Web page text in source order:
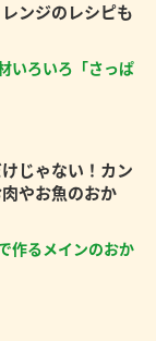
ンジのレシピも
いろいろ「さっぱ
じゃない！カン
やお魚のおか
作るメインのおか